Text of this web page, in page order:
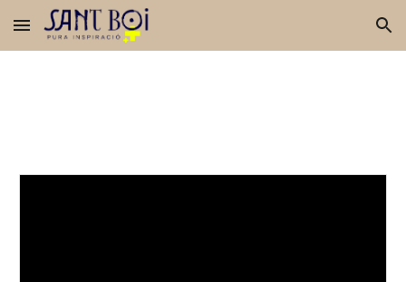
Skip to main content Skip to navigation